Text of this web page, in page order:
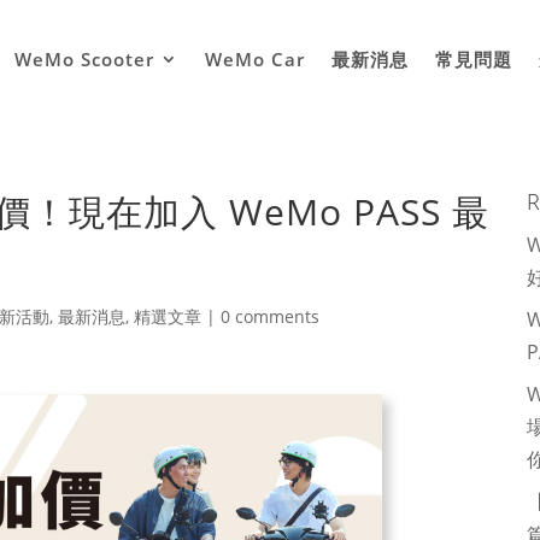
WeMo Scooter WeMo Car 最新消息 常見問題
！現在加入 WeMo PASS 最
活動,最新消息,精選文章 |0 comments